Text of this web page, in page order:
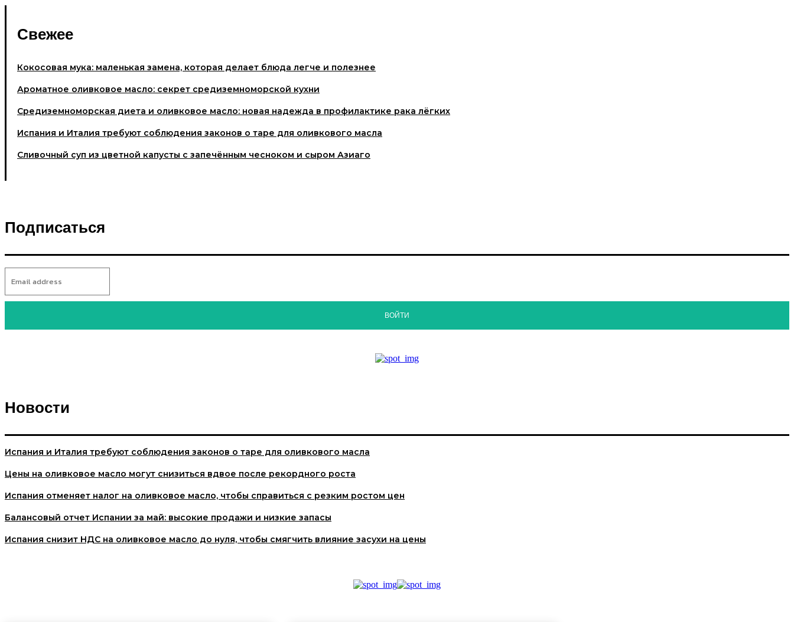
Свежее
Кокосовая мука: маленькая замена, которая делает блюда легче и полезнее
Ароматное оливковое масло: секрет средиземноморской кухни
Средиземноморская диета и оливковое масло: новая надежда в профилактике рака лёгких
Испания и Италия требуют соблюдения законов о таре для оливкового масла
Cливочный суп из цветной капусты с запечённым чесноком и сыром Азиаго
Подписаться
ВОЙТИ
Новости
Испания и Италия требуют соблюдения законов о таре для оливкового масла
Цены на оливковое масло могут снизиться вдвое после рекордного роста
Испания отменяет налог на оливковое масло, чтобы справиться с резким ростом цен
Балансовый отчет Испании за май: высокие продажи и низкие запасы
Испания снизит НДС на оливковое масло до нуля, чтобы смягчить влияние засухи на цены